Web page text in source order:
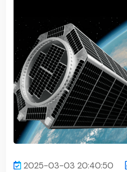
2025-03-03 20:40:50